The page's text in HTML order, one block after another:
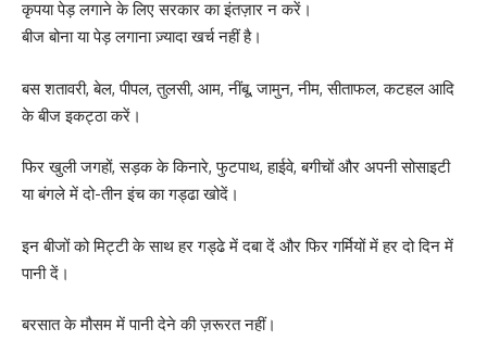
कृपया पेड़ लगाने के लिए सरकार का इंतज़ार न करें।
बीज बोना या पेड़ लगाना ज़्यादा खर्च नहीं है।
बस शतावरी, बेल, पीपल, तुलसी, आम, नींबू, जामुन, नीम, सीताफल, कटहल आदि
के बीज इकट्ठा करें।
फिर खुली जगहों, सड़क के किनारे, फुटपाथ, हाईवे, बगीचों और अपनी सोसाइटी
या बंगले में दो-तीन इंच का गड्ढा खोदें।
इन बीजों को मिट्टी के साथ हर गड्ढे में दबा दें और फिर गर्मियों में हर दो दिन में
पानी दें।
बरसात के मौसम में पानी देने की ज़रूरत नहीं।